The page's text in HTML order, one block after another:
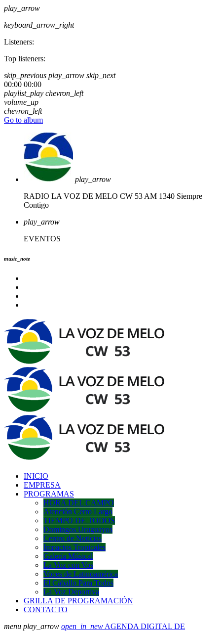
play_arrow
keyboard_arrow_right
Listeners:
Top listeners:
skip_previous play_arrow skip_next
00:00 00:00
playlist_play chevron_left
volume_up
chevron_left
Go to album
play_arrow
RADIO LA VOZ DE MELO CW 53 AM 1340 Siempre
Contigo
play_arrow
EVENTOS
music_note
INICIO
EMPRESA
PROGRAMAS
HORA DEL CAMPO
Atención Cerro Largo
TIEMPO DE TODOS
Domingos Uruguayos
Centro de Noticias
Impactos Tropicales
Galería Músical
La Voz con Vos
Voces de Latinoamérica
El Caballo Para Todos
La Voz Deportiva
GRILLA DE PROGRAMACIÓN
CONTACTO
menu play_arrow open_in_new AGENDA DIGITAL DE